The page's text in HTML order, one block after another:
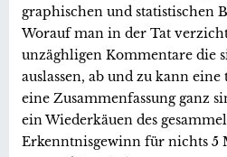
graphischen und statistischen
Worauf man in der Tat
unzäghligen Kommentare die
auslassen, ab und zu kann
eine Zusammenfassung ganz
ein Wiederkäuen des
Erkenntnisgewinn für nichts 5